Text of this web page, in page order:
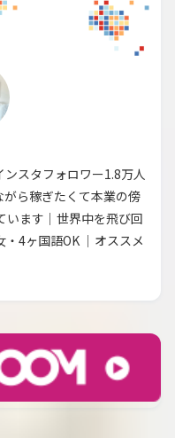
スタフォロワー1.8万人
がら稼ぎたくて本業の傍
います｜世界中を飛び回
4ヶ国語OK ｜オススメ